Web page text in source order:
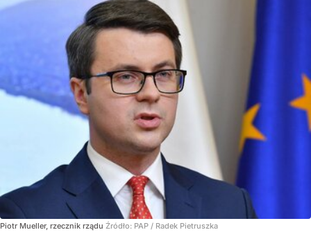
Piotr Mueller, rzecznik rządu Źródło: PAP / Radek Pietruszka